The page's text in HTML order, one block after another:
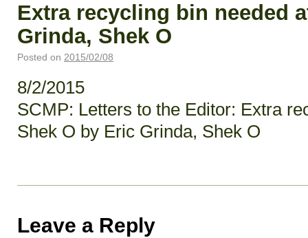
Extra recycling bin needed
Grinda, Shek O
Posted on 2015/02/08
8/2/2015
SCMP: Letters to the Editor: Extra
Shek O by Eric Grinda, Shek O
Leave a Reply